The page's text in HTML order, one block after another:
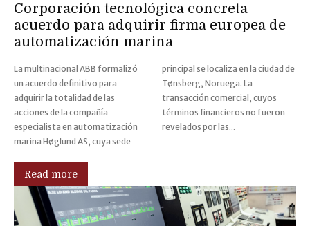
Corporación tecnológica concreta
acuerdo para adquirir firma europea de
automatización marina
La multinacional ABB formalizó
un acuerdo definitivo para
adquirir la totalidad de las
acciones de la compañía
especialista en automatización
marina Høglund AS, cuya sede
principal se localiza en la ciudad de
Tønsberg, Noruega. La
transacción comercial, cuyos
términos financieros no fueron
revelados por las...
Read more